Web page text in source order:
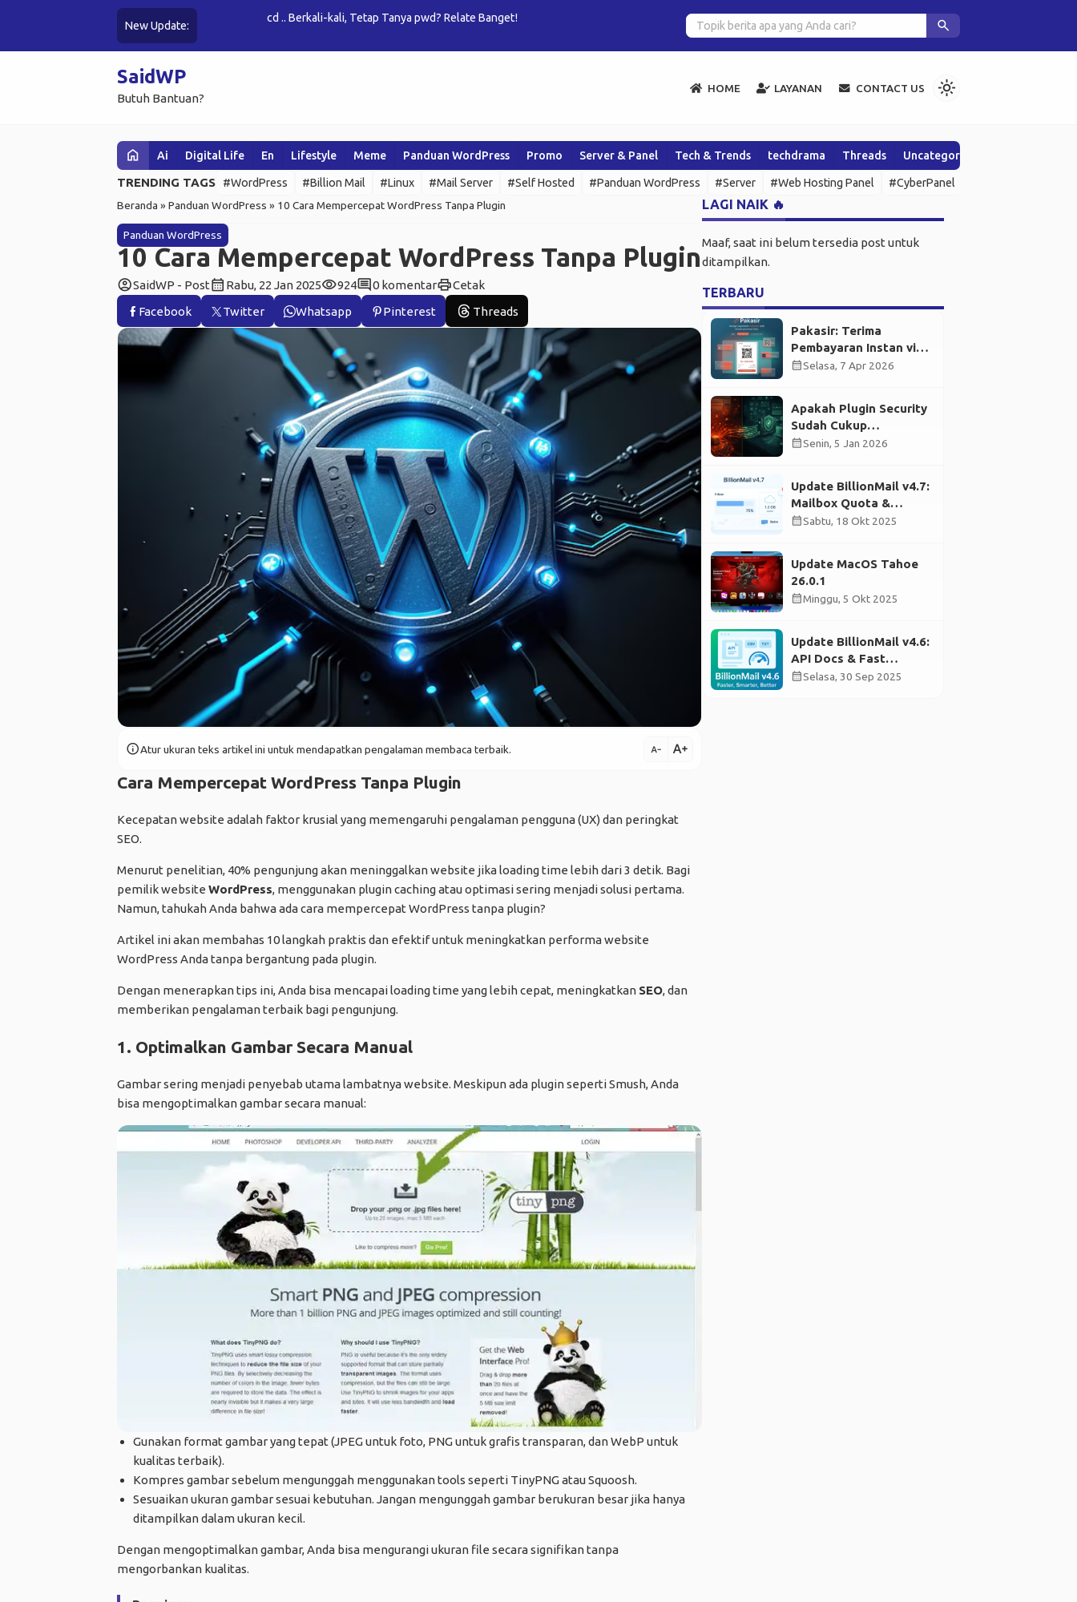
New Update:
cd .. Berkali-kali, Tetap Tanya pwd? Relate Banget! Gemini CLI: Agen AI Open Source yang Bikin Kamu Makin Sakti
search
SaidWP
Butuh Bantuan?
HOME LAYANAN CONTACT US light_mode
home Ai Digital Life En Lifestyle Meme Panduan WordPress Promo Server & Panel Tech & Trends techdrama Threads Uncategorized
TRENDING TAGS #WordPress #Billion Mail #Linux #Mail Server #Self Hosted #Panduan WordPress #Server #Web Hosting Panel #CyberPanel
Beranda »Panduan WordPress » 10 Cara Mempercepat WordPress Tanpa Plugin
Panduan WordPress
10 Cara Mempercepat WordPress Tanpa Plugin
account_circleSaidWP - Postcalendar_month Rabu, 22 Jan 2025visibility924comment0 komentarprintCetak
Facebook
Twitter Whatsapp Pinterest Threads
infoAtur ukuran teks artikel ini untuk mendapatkan pengalaman membaca terbaik. text_decrease text_increase
Cara Mempercepat WordPress Tanpa Plugin
Kecepatan website adalah faktor krusial yang memengaruhi pengalaman pengguna (UX) dan peringkat
SEO.
Menurut penelitian, 40% pengunjung akan meninggalkan website jika loading time lebih dari 3 detik. Bagi
pemilik website WordPress, menggunakan plugincaching atau optimasi sering menjadi solusi pertama.
Namun, tahukah Anda bahwa ada cara mempercepat WordPress tanpa plugin?
Artikel ini akan membahas 10 langkah praktis dan efektif untuk meningkatkan performa website
WordPress Anda tanpa bergantung pada plugin.
Dengan menerapkan tips ini, Anda bisa mencapai loading time yang lebih cepat, meningkatkan SEO, dan
memberikan pengalaman terbaik bagi pengunjung.
1. Optimalkan Gambar Secara Manual
Gambar sering menjadi penyebab utama lambatnya website. Meskipun ada plugin seperti Smush, Anda
bisa mengoptimalkan gambar secara manual:
Gunakan format gambar yang tepat (JPEG untuk foto, PNG untuk grafis transparan, dan WebP untuk
kualitas terbaik).
Kompres gambar sebelum mengunggah menggunakan tools seperti TinyPNG atau Squoosh.
Sesuaikan ukuran gambar sesuai kebutuhan. Jangan mengunggah gambar berukuran besar jika hanya
ditampilkan dalam ukuran kecil.
Dengan mengoptimalkan gambar, Anda bisa mengurangi ukuran file secara signifikan tanpa
mengorbankan kualitas.
LAGI NAIK 🔥
Maaf, saat ini belum tersedia post untuk
ditampilkan.
TERBARU
Pakasir: Terima
Pembayaran Instan via
Payment Link
calendar_monthSelasa, 7 Apr 2026
Apakah Plugin Security
Sudah Cukup
Mengamankan
calendar_monthSenin, 5 Jan 2026
Update BillionMail v4.7:
Mailbox Quota &
Stability Improvements
calendar_monthSabtu, 18 Okt 2025
Update MacOS Tahoe
26.0.1
calendar_monthMinggu, 5 Okt 2025
Update BillionMail v4.6:
API Docs & Fast
Validation
calendar_monthSelasa, 30 Sep 2025